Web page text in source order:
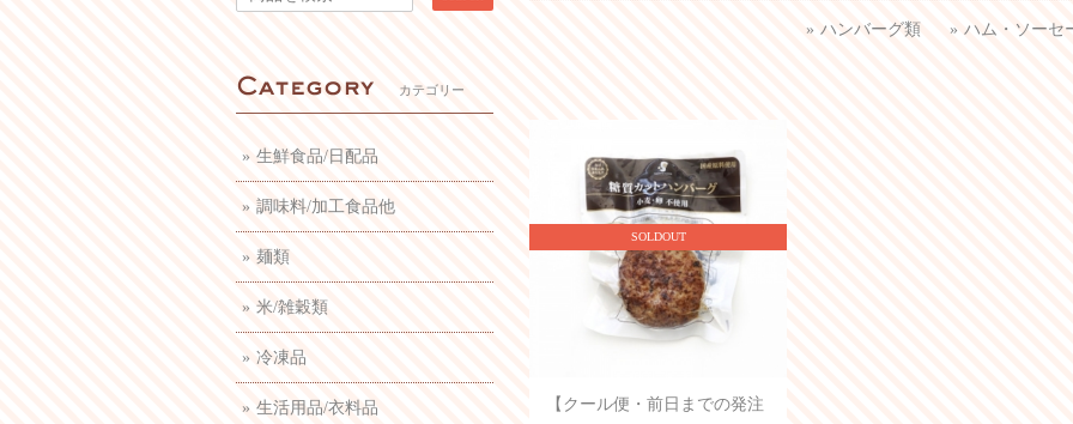
ハンバーグ類 ハム・ソーセ
SOLDOUT
【クール便・前日までの発注
カテゴリー
生鮮食品/日配品
調味料/加工食品他
麺類
米/雑穀類
冷凍品
生活用品/衣料品